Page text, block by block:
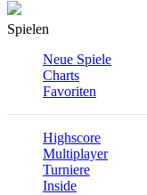
Spielen
Neue Spiele
Charts
Favoriten
Highscore
Multiplayer
Turniere
Inside